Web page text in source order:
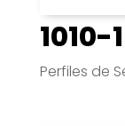
1010-
Perfiles de